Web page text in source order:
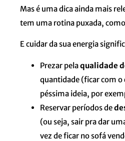
Mas é uma dica ainda mais
tem uma rotina puxada, como
E cuidar da sua energia
Prezar pelaqualidade
quantidade (ficar com o
péssima ideia, por
Reservar períodos de
(ou seja, sair pra dar
vez de ficar no sofá